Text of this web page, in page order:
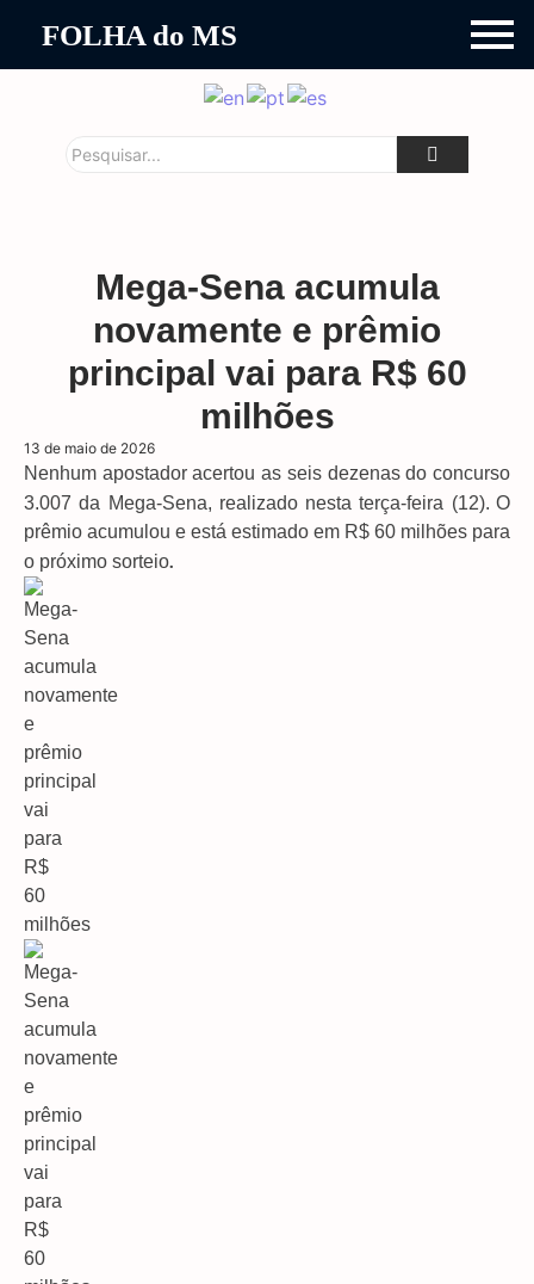
FOLHA do MS
Mega-Sena acumula
novamente e prêmio
principal vai para R$ 60
milhões
13 de maio de 2026
Nenhum apostador acertou as seis dezenas do concurso
3.007 da Mega-Sena, realizado nesta terça-feira (12). O
prêmio acumulou e está estimado em R$ 60 milhões para
o próximo sorteio